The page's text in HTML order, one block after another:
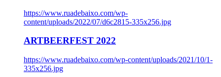
https://www.ruadebaixo.com/wp-
content/uploads/2022/07/d6c2815-335x256.jpg
ARTBEERFEST 2022
https://www.ruadebaixo.com/wp-content/uploads/2021/10/1-
335x256.jpg